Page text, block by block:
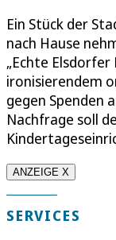
Ein Stück der
nach Hause
„Echte Elsdorfer
ironisierendem
gegen Spenden
Nachfrage soll
ANZEIGE X
SERVICES